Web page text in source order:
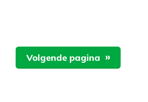
Volgende pagina